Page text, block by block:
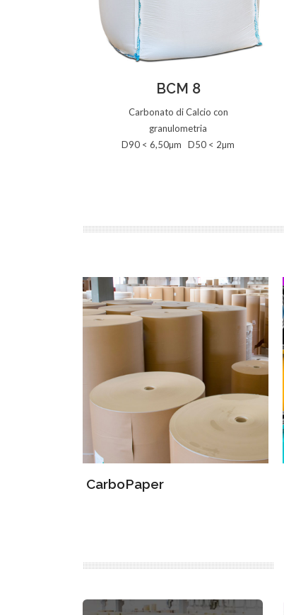
Vedi la Scheda
BCM 8
Carbonato di Calcio con
granulometria
D90 < 6,50µm D50 < 2µm
CarboPaper